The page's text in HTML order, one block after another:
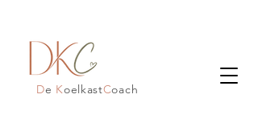
De KoelkastCoach